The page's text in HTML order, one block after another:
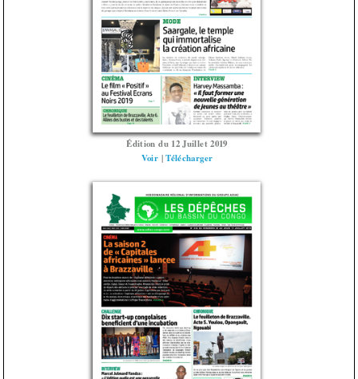
Édition du 12 Juillet 2019
Voir |Télécharger